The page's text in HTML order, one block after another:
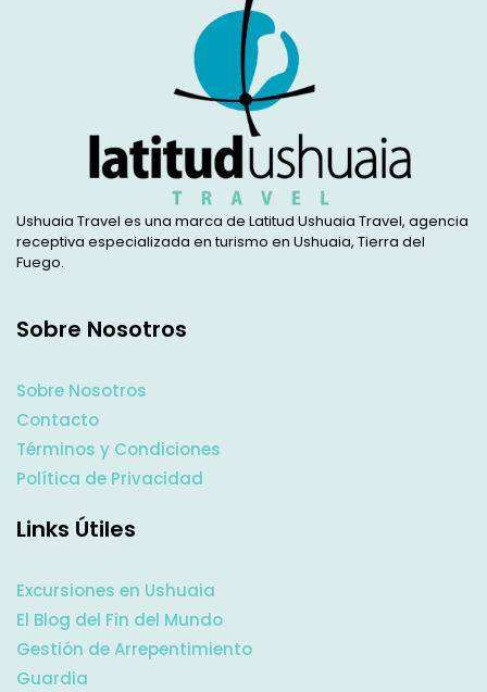
Ushuaia Travel es una marca de Latitud Ushuaia Travel, agencia
receptiva especializada en turismo en Ushuaia, Tierra del
Fuego.
Sobre Nosotros
Sobre Nosotros
Contacto
Términos y Condiciones
Política de Privacidad
Links Útiles
Excursiones en Ushuaia
El Blog del Fin del Mundo
Gestión de Arrepentimiento
Guardia